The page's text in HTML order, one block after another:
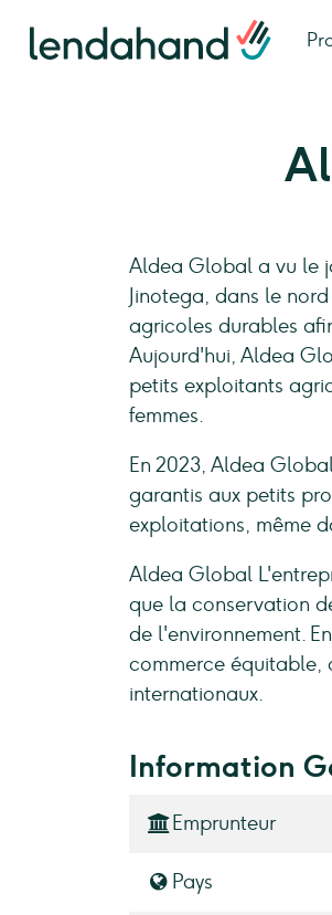
Aldea Global a vu le
Jinotega, dans le
agricoles durables
Aujourd'hui, Aldea
petits exploitants
femmes.
En 2023, Aldea
garantis aux petits
exploitations, même
Aldea Global
que la conservation
de l'environnement.
commerce équitable,
internationaux.
Information
Emprunteur
Pays